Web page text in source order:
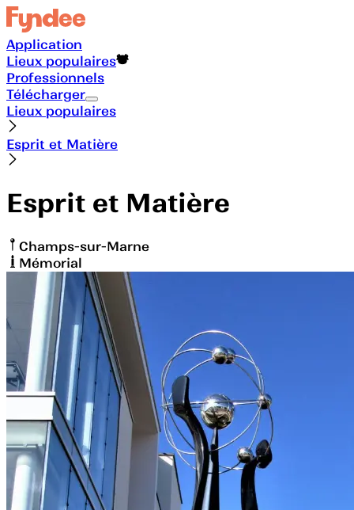
Application
Lieux populaires
Professionnels
Télécharger
Lieux populaires
Esprit et Matière
Esprit et Matière
Champs-sur-Marne
Mémorial